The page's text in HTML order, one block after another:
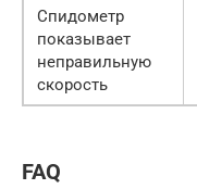
Спидометр
показывает
неправильную
скорость
FAQ